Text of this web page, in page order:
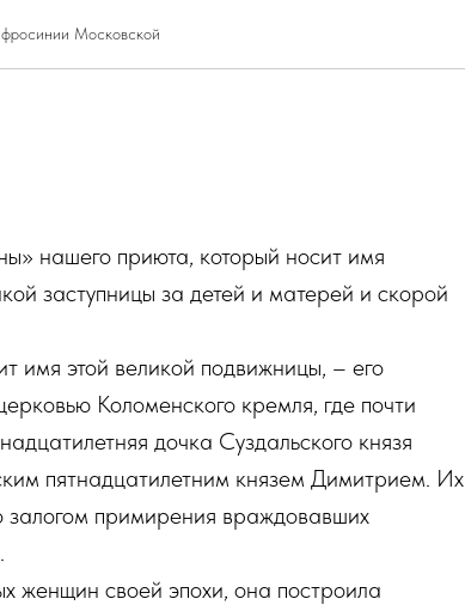
Московской
нашего приюта, который носит имя
заступницы за детей и матерей и скорой
имя этой великой подвижницы, – его
Коломенского кремля, где почти
дочка Суздальского князя
пятнадцатилетним князем Димитрием. Их
примирения враждовавших
женщин своей эпохи, она построила